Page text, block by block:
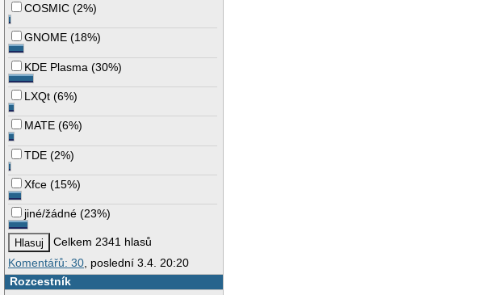
COSMIC (2%)
GNOME (18%)
KDE Plasma (30%)
LXQt (6%)
MATE (6%)
TDE (2%)
Xfce (15%)
jiné/žádné (23%)
Celkem 2341 hlasů
Komentářů: 30 , poslední 3.4. 20:20
Rozcestník